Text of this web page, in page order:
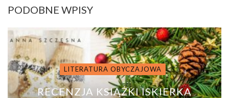
PODOBNE WPISY
LITERATURA OBYCZAJOWA
RECENZJA KSIĄŻKI ISKIERKA